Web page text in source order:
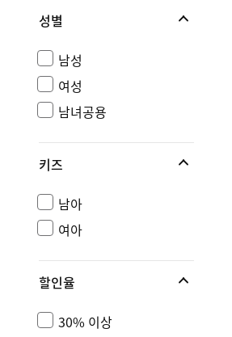
성별
남성
여성
남녀공용
키즈
남아
여아
할인율
30% 이상